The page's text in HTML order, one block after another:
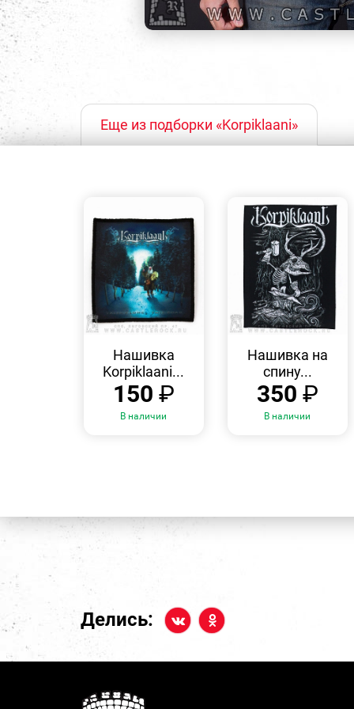
Еще из подборки «Korpiklaani»
Нашивка
Korpiklaani...
150 ₽
В наличии
Нашивка на
спину...
350 ₽
В наличии
Делись: